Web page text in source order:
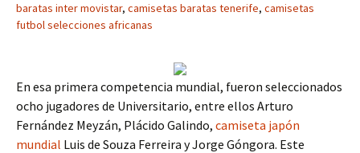
baratas inter movistar, camisetas baratas tenerife, camisetas
futbol selecciones africanas
En esa primera competencia mundial, fueron seleccionados
ocho jugadores de Universitario, entre ellos Arturo
Fernández Meyzán, Plácido Galindo, camiseta japón
mundial Luis de Souza Ferreira y Jorge Góngora. Este